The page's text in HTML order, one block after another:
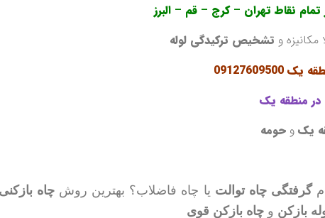
تمام نقاط تهران – کرج – قم – البرز
و تشخیص ترکیدگی لوله
یک 09127609500
در منطقه یک
یک و حومه
گرفتگی چاه توالت یا چاه فاضلاب؟ بهترین روشچاه بازکنی
بازکن و چاه بازکن قوی